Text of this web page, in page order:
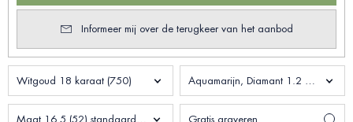
Informeer mij over de terugkeer van het aanbod
Witgoud 18 karaat (750) Aquamarijn, Diamant 1.2 Karaat
Maat 16.5 (52) standaard Vrouw Gratis graveren